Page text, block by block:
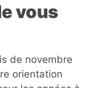
vous
de novembre
orientation